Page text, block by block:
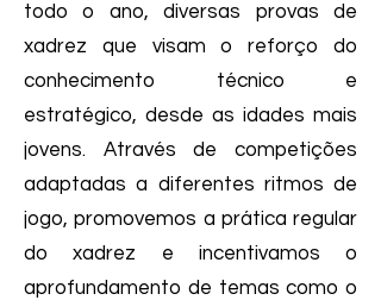
todo o ano, diversas provas de
xadrez que visam o reforço do
conhecimento técnico e
estratégico, desde as idades mais
jovens. Através de competições
adaptadas a diferentes ritmos de
jogo, promovemos a prática regular
do xadrez e incentivamos o
aprofundamento de temas como o